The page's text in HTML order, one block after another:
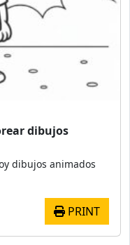
dibujos
dibujos animados
PRINT